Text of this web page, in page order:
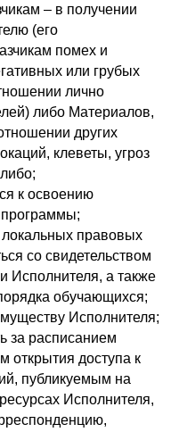
– в получении
(его
помех и
или грубых
лично
либо Материалов,
других
клеветы, угроз
к освоению
правовых
со свидетельством
Исполнителя, а также
обучающихся;
Исполнителя;
за расписанием
открытия доступа к
публикуемым на
Исполнителя,